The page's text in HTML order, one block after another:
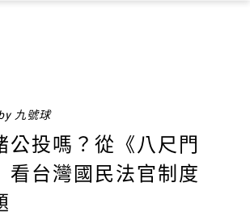
九號球
公投嗎？從《八尺門
看台灣國民法官制度